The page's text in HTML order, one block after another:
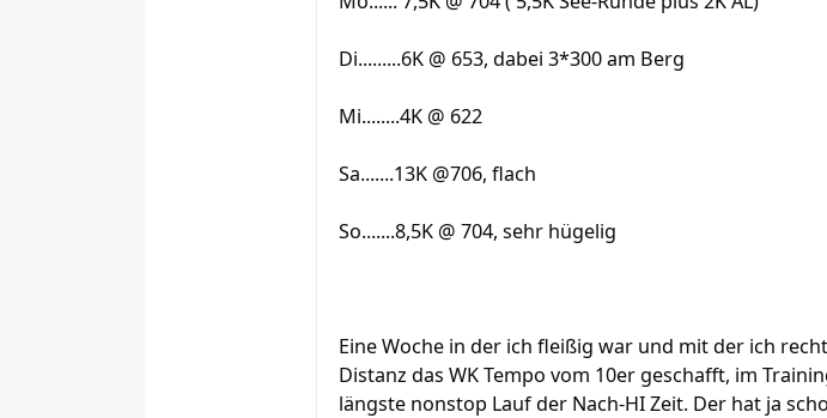
Di.........6K @ 653, dabei 3*300 am Berg
Mi........4K @ 622
Sa.......13K @706, flach
So.......8,5K @ 704, sehr hügelig
Eine Woche in der ich fleißig war und mit der ich
Distanz das WK Tempo vom 10er geschafft, im
längste nonstop Lauf der Nach-HI Zeit. Der hat ja